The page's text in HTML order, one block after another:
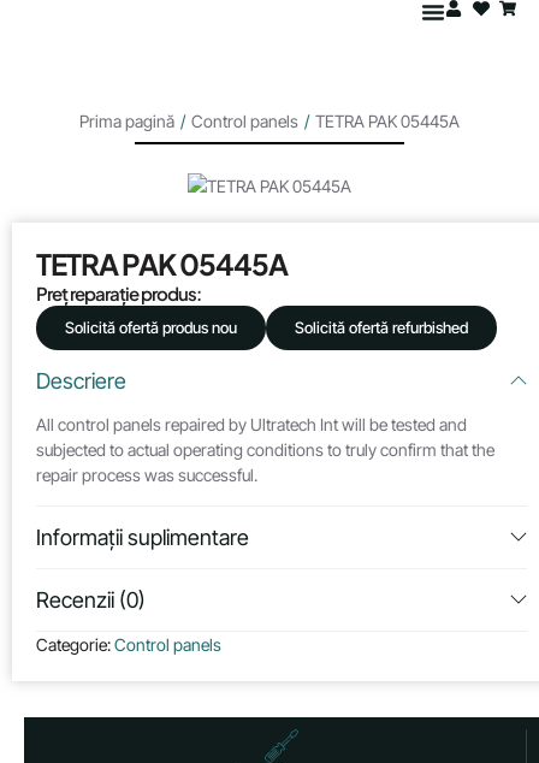
Prima pagină / Control panels / TETRA PAK 05445A
TETRA PAK 05445A
Preț reparație produs:
Solicită ofertă produs nou Solicită ofertă refurbished
Descriere
All control panels repaired by Ultratech Int will be tested and
subjected to actual operating conditions to truly confirm that the
repair process was successful.
Informații suplimentare
Recenzii (0)
Categorie:Control panels